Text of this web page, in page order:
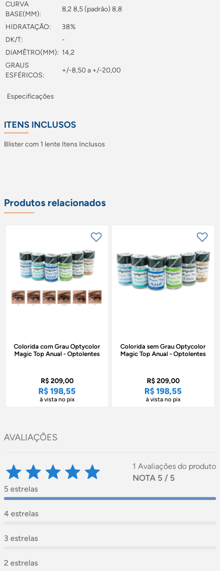
CURVA
BASE(MM):
8,2 8,5 (padrão) 8,8
HIDRATAÇÃO:
38%
DK/T:
-
DIAMÊTRO(MM): 14,2
GRAUS
ESFÉRICOS:
+/-8,50 a +/-20,00
Especificações
ITENS INCLUSOS
Blister com 1 lente Itens Inclusos
Produtos relacionados
Colorida com Grau Optycolor
Magic Top Anual - Optolentes
R$ 209,00
R$ 198,55
à vista no pix
Colorida sem Grau Optycolor
Magic Top Anual - Optolentes
R$ 209,00
R$ 198,55
à vista no pix
AVALIAÇÕES
1 Avaliações do produto
NOTA 5 / 5
5 estrelas
4 estrelas
3 estrelas
2 estrelas